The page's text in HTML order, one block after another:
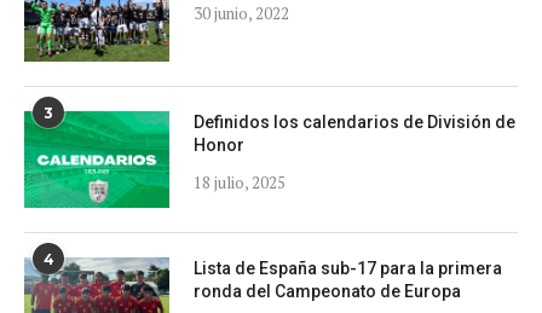
30 junio, 2022
3
Definidos los calendarios de División de
Honor
18 julio, 2025
4
Lista de España sub-17 para la primera
ronda del Campeonato de Europa